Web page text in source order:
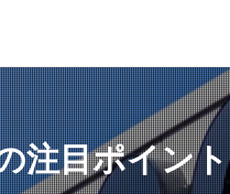
注目ポイント